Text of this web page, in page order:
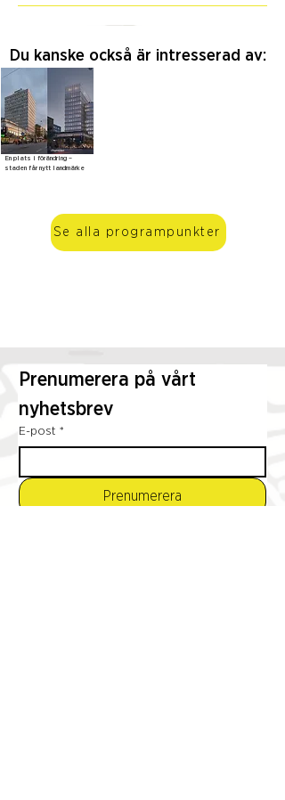
Du kanske också är intresserad av:
En plats i förändring –
staden får nytt landmärke
Se alla programpunkter
Prenumerera på vårt
nyhetsbrev
E-post *
Prenumerera